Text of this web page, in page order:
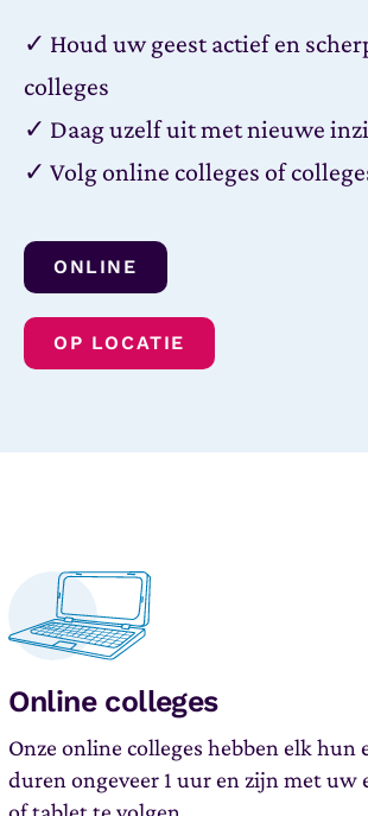
✓ Houd uw geest actief en
colleges
✓ Daag uzelf uit met nieuwe
✓ Volg online colleges of
ONLINE
OP LOCATIE
Online colleges
Onze online colleges hebben elk hun
duren ongeveer 1 uur en zijn met uw